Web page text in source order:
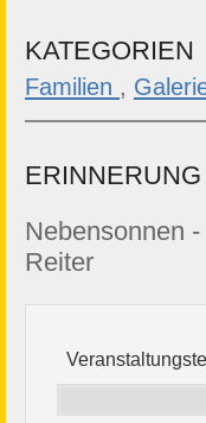
KATEGORIEN
Familien ,
Nebensonnen
Reiter